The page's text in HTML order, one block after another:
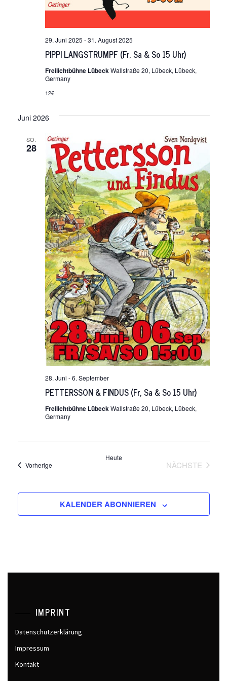
PIPPI LANGSTRUMPF (Fr, Sa & So 15 Uhr)
29. Juni 2025 -31. August 2025
Freilichtbühne LübeckWallstraße 20, Lübeck, Lübeck,
Germany
12€
Juni 2026
SO.
28
PETTERSSON & FINDUS (Fr, Sa & So 15 Uhr)
28. Juni -6. September
Freilichtbühne LübeckWallstraße 20, Lübeck, Lübeck,
Germany
VorherigeVeranstaltungen
Heute
NÄCHSTE
KALENDER ABONNIEREN
IMPRINT
Datenschutzerklärung
Impressum
Kontakt